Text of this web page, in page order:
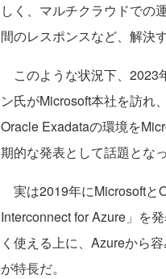
しく、マルチクラウドでの
間のレスポンスなど、解決
このような状況下、2023
ン氏がMicrosoft本社を訪れ
Oracle Exadataの環境を
期的な発表として話題となっ
実は2019年にMicrosoftと
Interconnect for Azure」を
く使える上に、Azureから
が特長だ。